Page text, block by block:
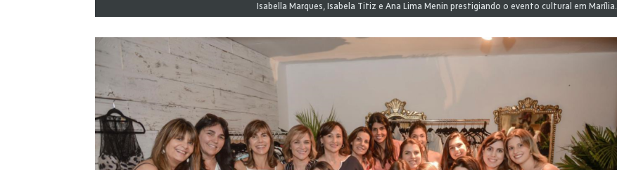
Isabella Marques, Isabela Titiz e Ana Lima Menin prestigiando o evento cultural em Marília.